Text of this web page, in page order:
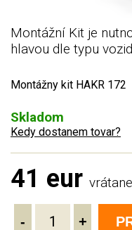
Montážní Kit je
hlavou dle typu
Montážny kit HAKR 172
Skladom
Kedy dostanem tovar?
41 eur
- +